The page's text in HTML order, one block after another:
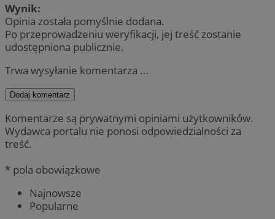
Wynik:
Opinia została pomyślnie dodana.
Po przeprowadzeniu weryfikacji, jej treść zostanie
udostępniona publicznie.
Trwa wysyłanie komentarza ...
Dodaj komentarz
Komentarze są prywatnymi opiniami użytkowników.
Wydawca portalu nie ponosi odpowiedzialności za
treść.
* pola obowiązkowe
Najnowsze
Popularne